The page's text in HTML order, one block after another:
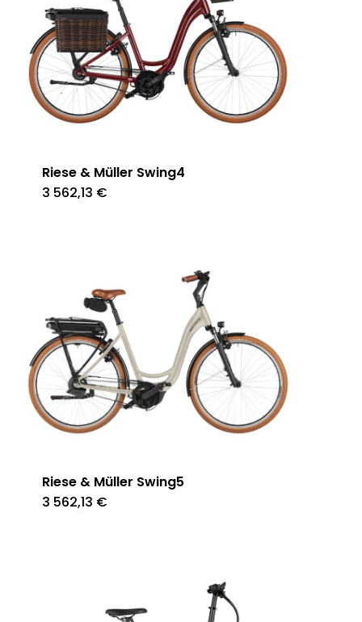
Riese & Müller Swing4
3 562,13 €
Riese & Müller Swing5
3 562,13 €